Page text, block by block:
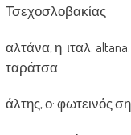
Τσεχοσλοβακίας
αλτάνα, η: ιταλ.
ταράτσα
άλτης, ο: φωτεινός